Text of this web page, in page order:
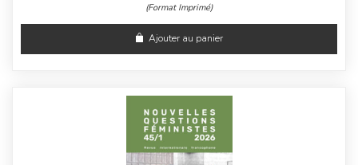
(Format Imprimé)
Ajouter au panier